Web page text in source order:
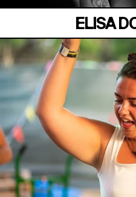
ELISA
MANOIR
Samedi